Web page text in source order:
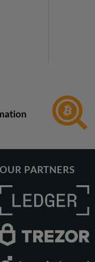
OUR PARTNERS